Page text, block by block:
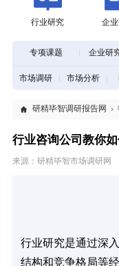
行业研究 企
专项课题 企业研
市场调研 市场分析
研精毕智调研报告网
行业咨询公司教你
来源：研精毕智市场调研网
行业研究是通过深
结构和竞争格局等